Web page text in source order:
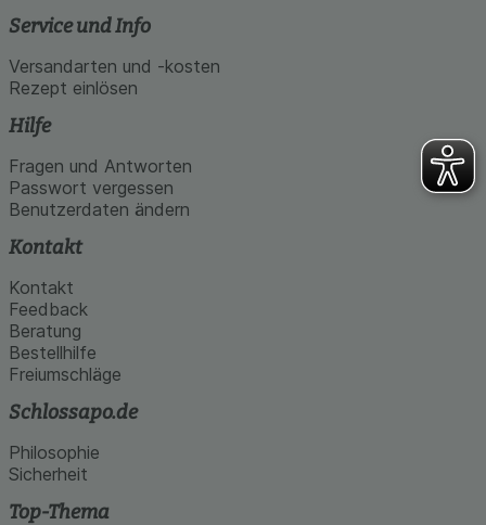
Service und Info
Versandarten und -kosten
Rezept einlösen
Hilfe
Fragen und Antworten
Passwort vergessen
Benutzerdaten ändern
Kontakt
Kontakt
Feedback
Beratung
Bestellhilfe
Freiumschläge
Schlossapo.de
Philosophie
Sicherheit
Top-Thema